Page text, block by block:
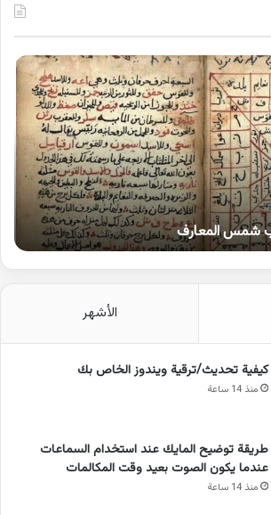
شمس المعارف
الأشهر
كيفية تحديث/ترقية ويندوز الخاص بك
منذ 14 ساعة
طريقة توضيح المايك عند استخدام السماعات
عندما يكون الصوت بعيد وقت المكالمات
منذ 14 ساعة